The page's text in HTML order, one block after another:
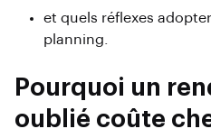
et quels réflexes
planning.
Pourquoi un
oublié coûte